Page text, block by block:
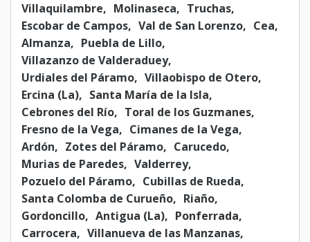
Villaquilambre
Molinaseca
Truchas
Escobar de Campos
Val de San Lorenzo
Cea
Almanza
Puebla de Lillo
Villazanzo de Valderaduey
Urdiales del Páramo
Villaobispo de Otero
Ercina (La)
Santa María de la Isla
Cebrones del Río
Toral de los Guzmanes
Fresno de la Vega
Cimanes de la Vega
Ardón
Zotes del Páramo
Carucedo
Murias de Paredes
Valderrey
Pozuelo del Páramo
Cubillas de Rueda
Santa Colomba de Curueño
Riaño
Gordoncillo
Antigua (La)
Ponferrada
Carrocera
Villanueva de las Manzanas